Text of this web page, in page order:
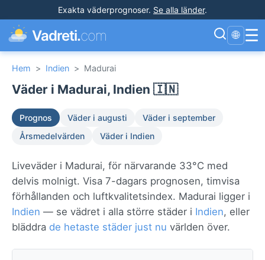
Exakta väderprognoser. Se alla länder.
Vadreti.com 🌐 ☰
Hem > Indien > Madurai
Väder i Madurai, Indien 🇮🇳
Prognos Väder i augusti
Väder i september
Årsmedelvärden
Väder i Indien
Liveväder i Madurai, för närvarande 33°C med
delvis molnigt. Visa 7-dagars prognosen, timvisa
förhållanden och luftkvalitetsindex. Madurai ligger i
Indien — se vädret i alla större städer i Indien, eller
bläddra de hetaste städer just nu världen över.